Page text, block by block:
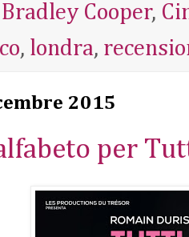
Bradley Cooper,
, londra,
2015
per